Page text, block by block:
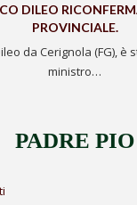
DILEO
PROVINCIALE.
da Cerignola (FG),
ministro…
PADRE PIO